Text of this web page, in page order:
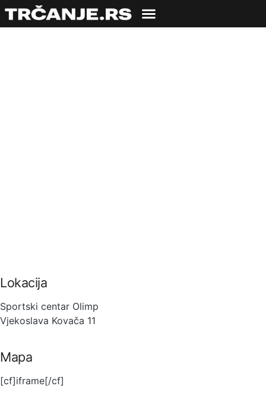
Lokacija
Sportski centar Olimp
Vjekoslava Kovača 11
Mapa
[cf]iframe[/cf]